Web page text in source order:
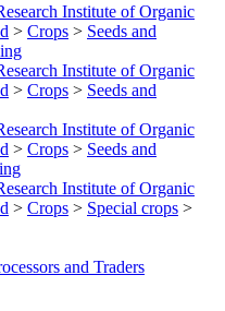
Institute of Organic
> Crops > Seeds and
Institute of Organic
> Crops > Seeds and
Institute of Organic
> Crops > Seeds and
Institute of Organic
> Crops > Special crops >
and Traders